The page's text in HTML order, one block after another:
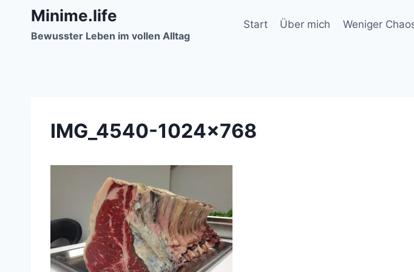
springen
Minime.life
Bewusster Leben im vollen Alltag
Start Über mich Weniger
IMG_4540-1024×768